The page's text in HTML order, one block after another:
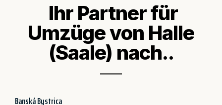
Ihr Partner für
Umzüge von Halle
(Saale) nach..
Banská Bystrica